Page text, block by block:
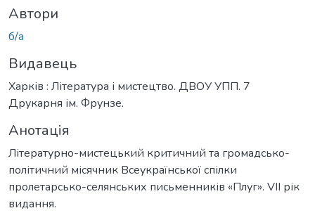
Автори
б/а
Видавець
Харків : Література і мистецтво. ДВОУ УПП. 7
Друкарня ім. Фрунзе.
Анотація
Літературно-мистецький критичний та громадсько-
політичний місячник Всеукраїнської спілки
пролетарсько-селянських письменників «Плуг». VII рік
видання.